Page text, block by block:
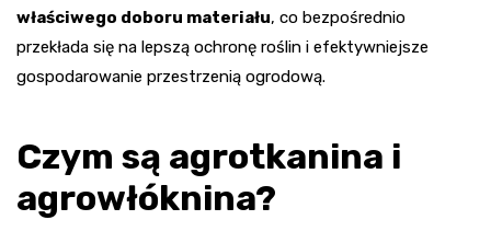
właściwego doboru materiału, co bezpośrednio
przekłada się na lepszą ochronę roślin i efektywniejsze
gospodarowanie przestrzenią ogrodową.
Czym są agrotkanina i
agrowłóknina?